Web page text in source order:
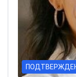
активным